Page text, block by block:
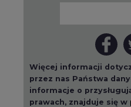
Więcej informacji
przez nas Państwa
informacje o
prawach, znajduje się w